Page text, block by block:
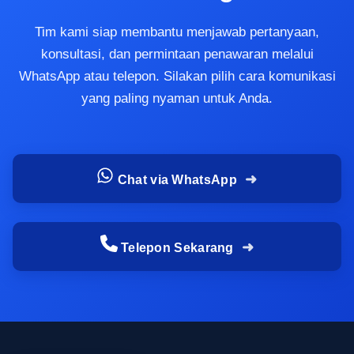
Di sinilah balon tepuk full color memberikan nilai
tambah karena mampu menghadirkan visual
yang lebih hidup, lebih jelas, dan lebih mudah
area panggung
yang bisa dibaca dari jauh tanpa kehilangan
karakter. Pada stadion, aula, atau area panggung,
Tim kami siap membantu menjawab pertanyaan,
konsultasi, dan permintaan penawaran melalui
WhatsApp atau telepon. Silakan pilih cara komunikasi
yang paling nyaman untuk Anda.
Chat via WhatsApp
Telepon Sekarang